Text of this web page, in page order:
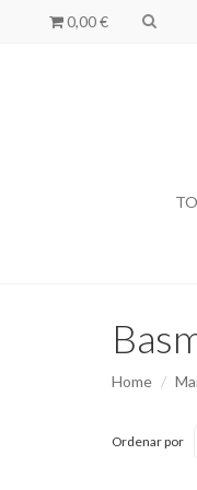
0,00 €
Home
Ordenar por